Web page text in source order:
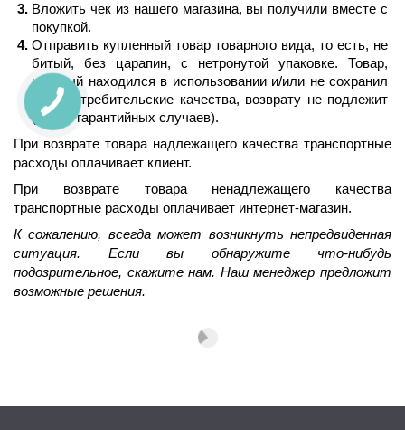
Вложить чек из нашего магазина, вы получили вместе с
покупкой.
Отправить купленный товар товарного вида, то есть, не
битый, без царапин, с нетронутой упаковке. Товар,
который находился в использовании и/или не сохранил
свои потребительские качества, возврату не подлежит
(кроме гарантийных случаев).
При возврате товара надлежащего качества транспортные
расходы оплачивает клиент.
При возврате товара ненадлежащего качества
транспортные расходы оплачивает интернет-магазин.
К сожалению, всегда может возникнуть непредвиденная
ситуация. Если вы обнаружите что-нибудь
подозрительное, скажите нам. Наш менеджер предложит
возможные решения.